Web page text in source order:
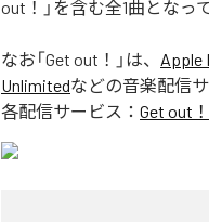
out！」を含む全1曲となっ
なお「Get out！ 」は、 Apple
Unlimitedなどの音楽配信
各配信サービス： Get out！